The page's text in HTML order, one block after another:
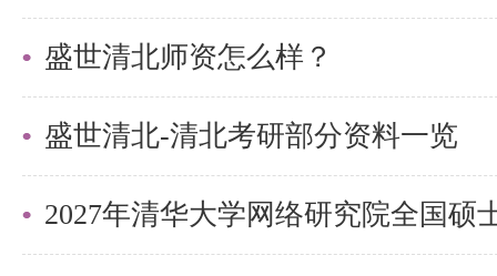
盛世清北师资怎么样？
盛世清北-清北考研部分资料一览